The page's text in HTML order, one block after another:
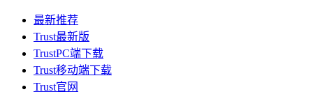
最新推荐
Trust最新版
TrustPC端下载
Trust移动端下载
Trust官网